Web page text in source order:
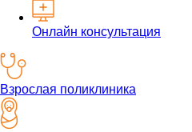
Онлайн консультация
Взрослая поликлиника